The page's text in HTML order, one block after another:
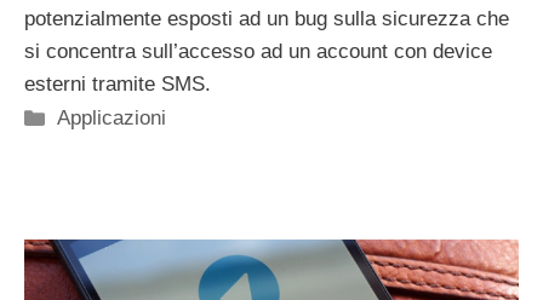
potenzialmente esposti ad un bug sulla sicurezza che
si concentra sull’accesso ad un account con device
esterni tramite SMS.
Categorie
Applicazioni